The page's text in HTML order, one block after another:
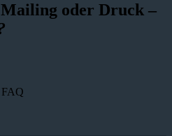
oder Druck –